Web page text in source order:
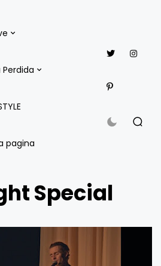
Perdida
pagina
Special